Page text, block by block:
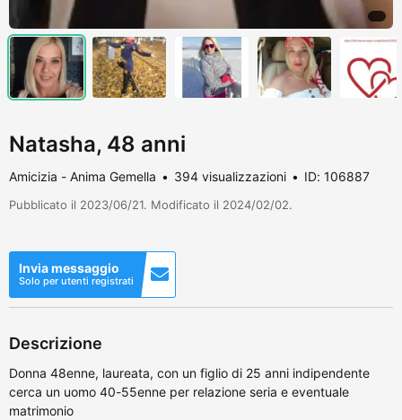
Natasha, 48 anni
Amicizia - Anima Gemella 394 visualizzazioni ID: 106887
Pubblicato il 2023/06/21. Modificato il 2024/02/02.
Invia messaggio
Solo per utenti registrati
Descrizione
Donna 48enne, laureata, con un figlio di 25 anni indipendente
cerca un uomo 40-55enne per relazione seria e eventuale
matrimonio